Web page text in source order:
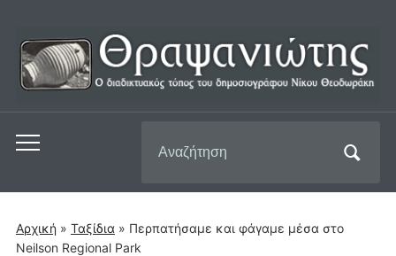
Εναλλαγή
μενού
για
κινητά
για:
Αρχική » Ταξίδια » Περπατήσαμε και φάγαμε μέσα στο
Neilson Regional Park